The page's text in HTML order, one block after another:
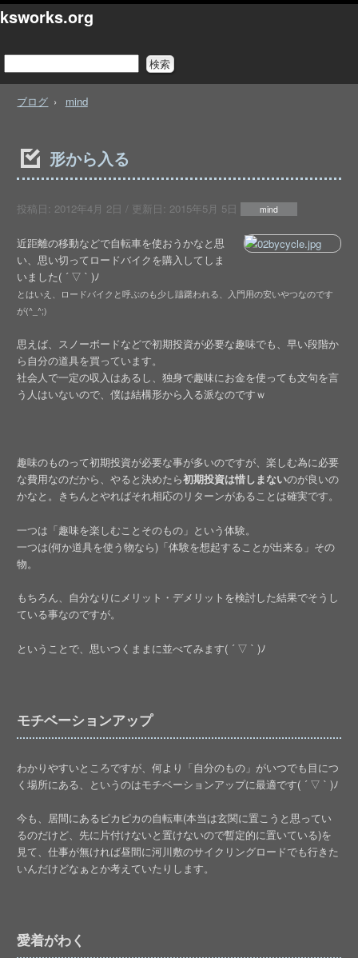
ksworks.org
ブログ mind
形から入る
投稿日: 2012年4月 2日 / 更新日: 2015年5月 5日 mind
近距離の移動などで自転車を使おうかなと思
い、思い切ってロードバイクを購入してしま
いました( ´ ▽ ` )ﾉ
とはいえ、ロードバイクと呼ぶのも少し躊躇われる、入門用の安いやつなのです
が(^_^;)
思えば、スノーボードなどで初期投資が必要な趣味でも、早い段階か
ら自分の道具を買っています。
社会人で一定の収入はあるし、独身で趣味にお金を使っても文句を言
う人はいないので、僕は結構形から入る派なのですｗ
趣味のものって初期投資が必要な事が多いのですが、楽しむ為に必要
な費用なのだから、やると決めたら初期投資は惜しまないのが良いの
かなと。きちんとやればそれ相応のリターンがあることは確実です。
一つは「趣味を楽しむことそのもの」という体験。
一つは(何か道具を使う物なら)「体験を想起することが出来る」その
物。
もちろん、自分なりにメリット・デメリットを検討した結果でそうし
ている事なのですが。
ということで、思いつくままに並べてみます( ´ ▽ ` )ﾉ
モチベーションアップ
わかりやすいところですが、何より「自分のもの」がいつでも目につ
く場所にある、というのはモチベーションアップに最適です( ´ ▽ ` )ﾉ
今も、居間にあるピカピカの自転車(本当は玄関に置こうと思ってい
るのだけど、先に片付けないと置けないので暫定的に置いている)を
見て、仕事が無ければ昼間に河川敷のサイクリングロードでも行きた
いんだけどなぁとか考えていたりします。
愛着がわく